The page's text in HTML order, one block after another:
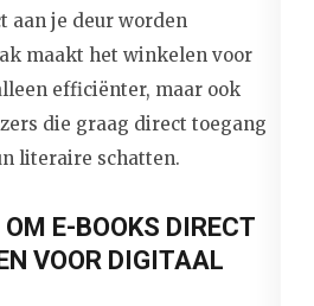
aan je deur worden
maakt het winkelen voor
efficiënter, maar ook
die graag direct toegang
literaire schatten.
E-BOOKS DIRECT
VOOR DIGITAAL